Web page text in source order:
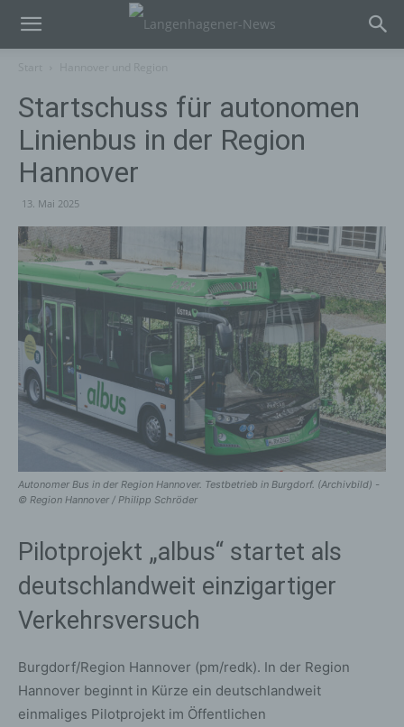
Startschuss für autonomen
Linienbus in der Region
Hannover
13. Mai 2025
Autonomer Bus in der Region Hannover. Testbetrieb in Burgdorf. (Archivbild) -
© Region Hannover / Philipp Schröder
Pilotprojekt „albus“ startet als
deutschlandweit einzigartiger
Verkehrsversuch
Burgdorf/Region Hannover (pm/redk). In der Region
Hannover beginnt in Kürze ein deutschlandweit
einmaliges Pilotprojekt im Öffentlichen